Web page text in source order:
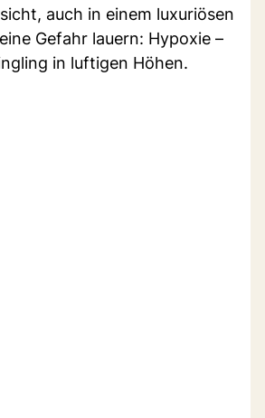
auch in einem luxuriösen
Gefahr lauern: Hypoxie –
in luftigen Höhen.